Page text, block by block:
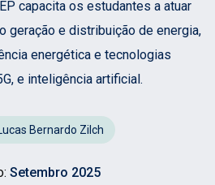
capacita os estudantes a atuar
geração e distribuição de energia,
energética e tecnologias
e inteligência artificial.
Bernardo Zilch
Setembro 2025